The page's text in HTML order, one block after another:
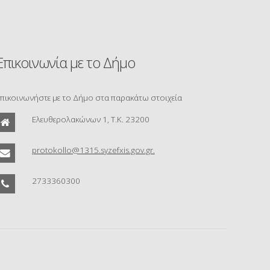
με το Δήμο
με το Δήμο στα παρακάτω στοιχεία
Ελευθερολακώνων 1, Τ.Κ. 23200
protokollo@1315.syzefxis.gov.gr.
2733360300